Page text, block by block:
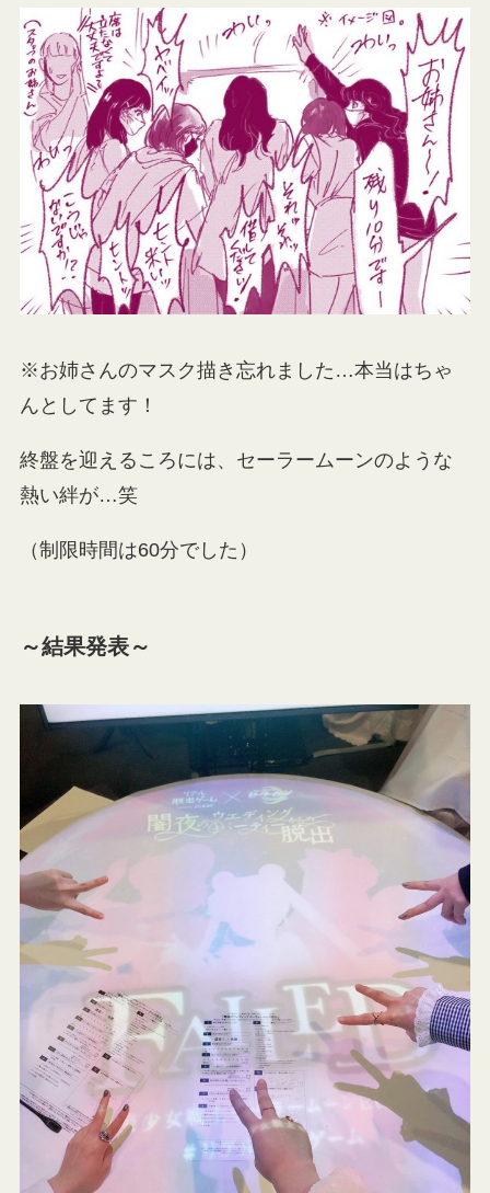
※お姉さんのマスク描き忘れました…本当はちゃ
んとしてます！
終盤を迎えるころには、セーラームーンのような
熱い絆が…笑
（制限時間は60分でした）
～結果発表～